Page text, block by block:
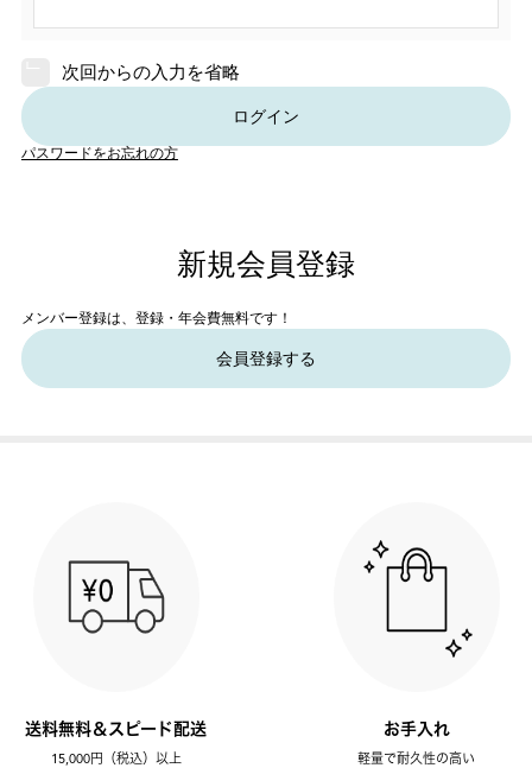
次回からの入力を省略
ログイン
パスワードをお忘れの方
新規会員登録
メンバー登録は、登録・年会費無料です！
会員登録する
送料無料＆スピード配送
15,000円（税込）以上
お手入れ
軽量で耐久性の高い